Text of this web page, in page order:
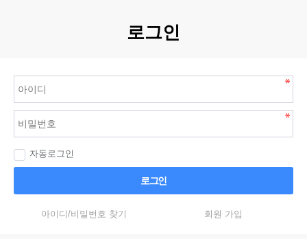
로그인
자동로그인
로그인
아이디/비밀번호 찾기 회원 가입